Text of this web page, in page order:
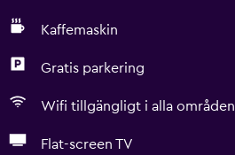
Kaffemaskin
Gratis parkering
Wifi tillgängligt i alla områden
Flat-screen TV